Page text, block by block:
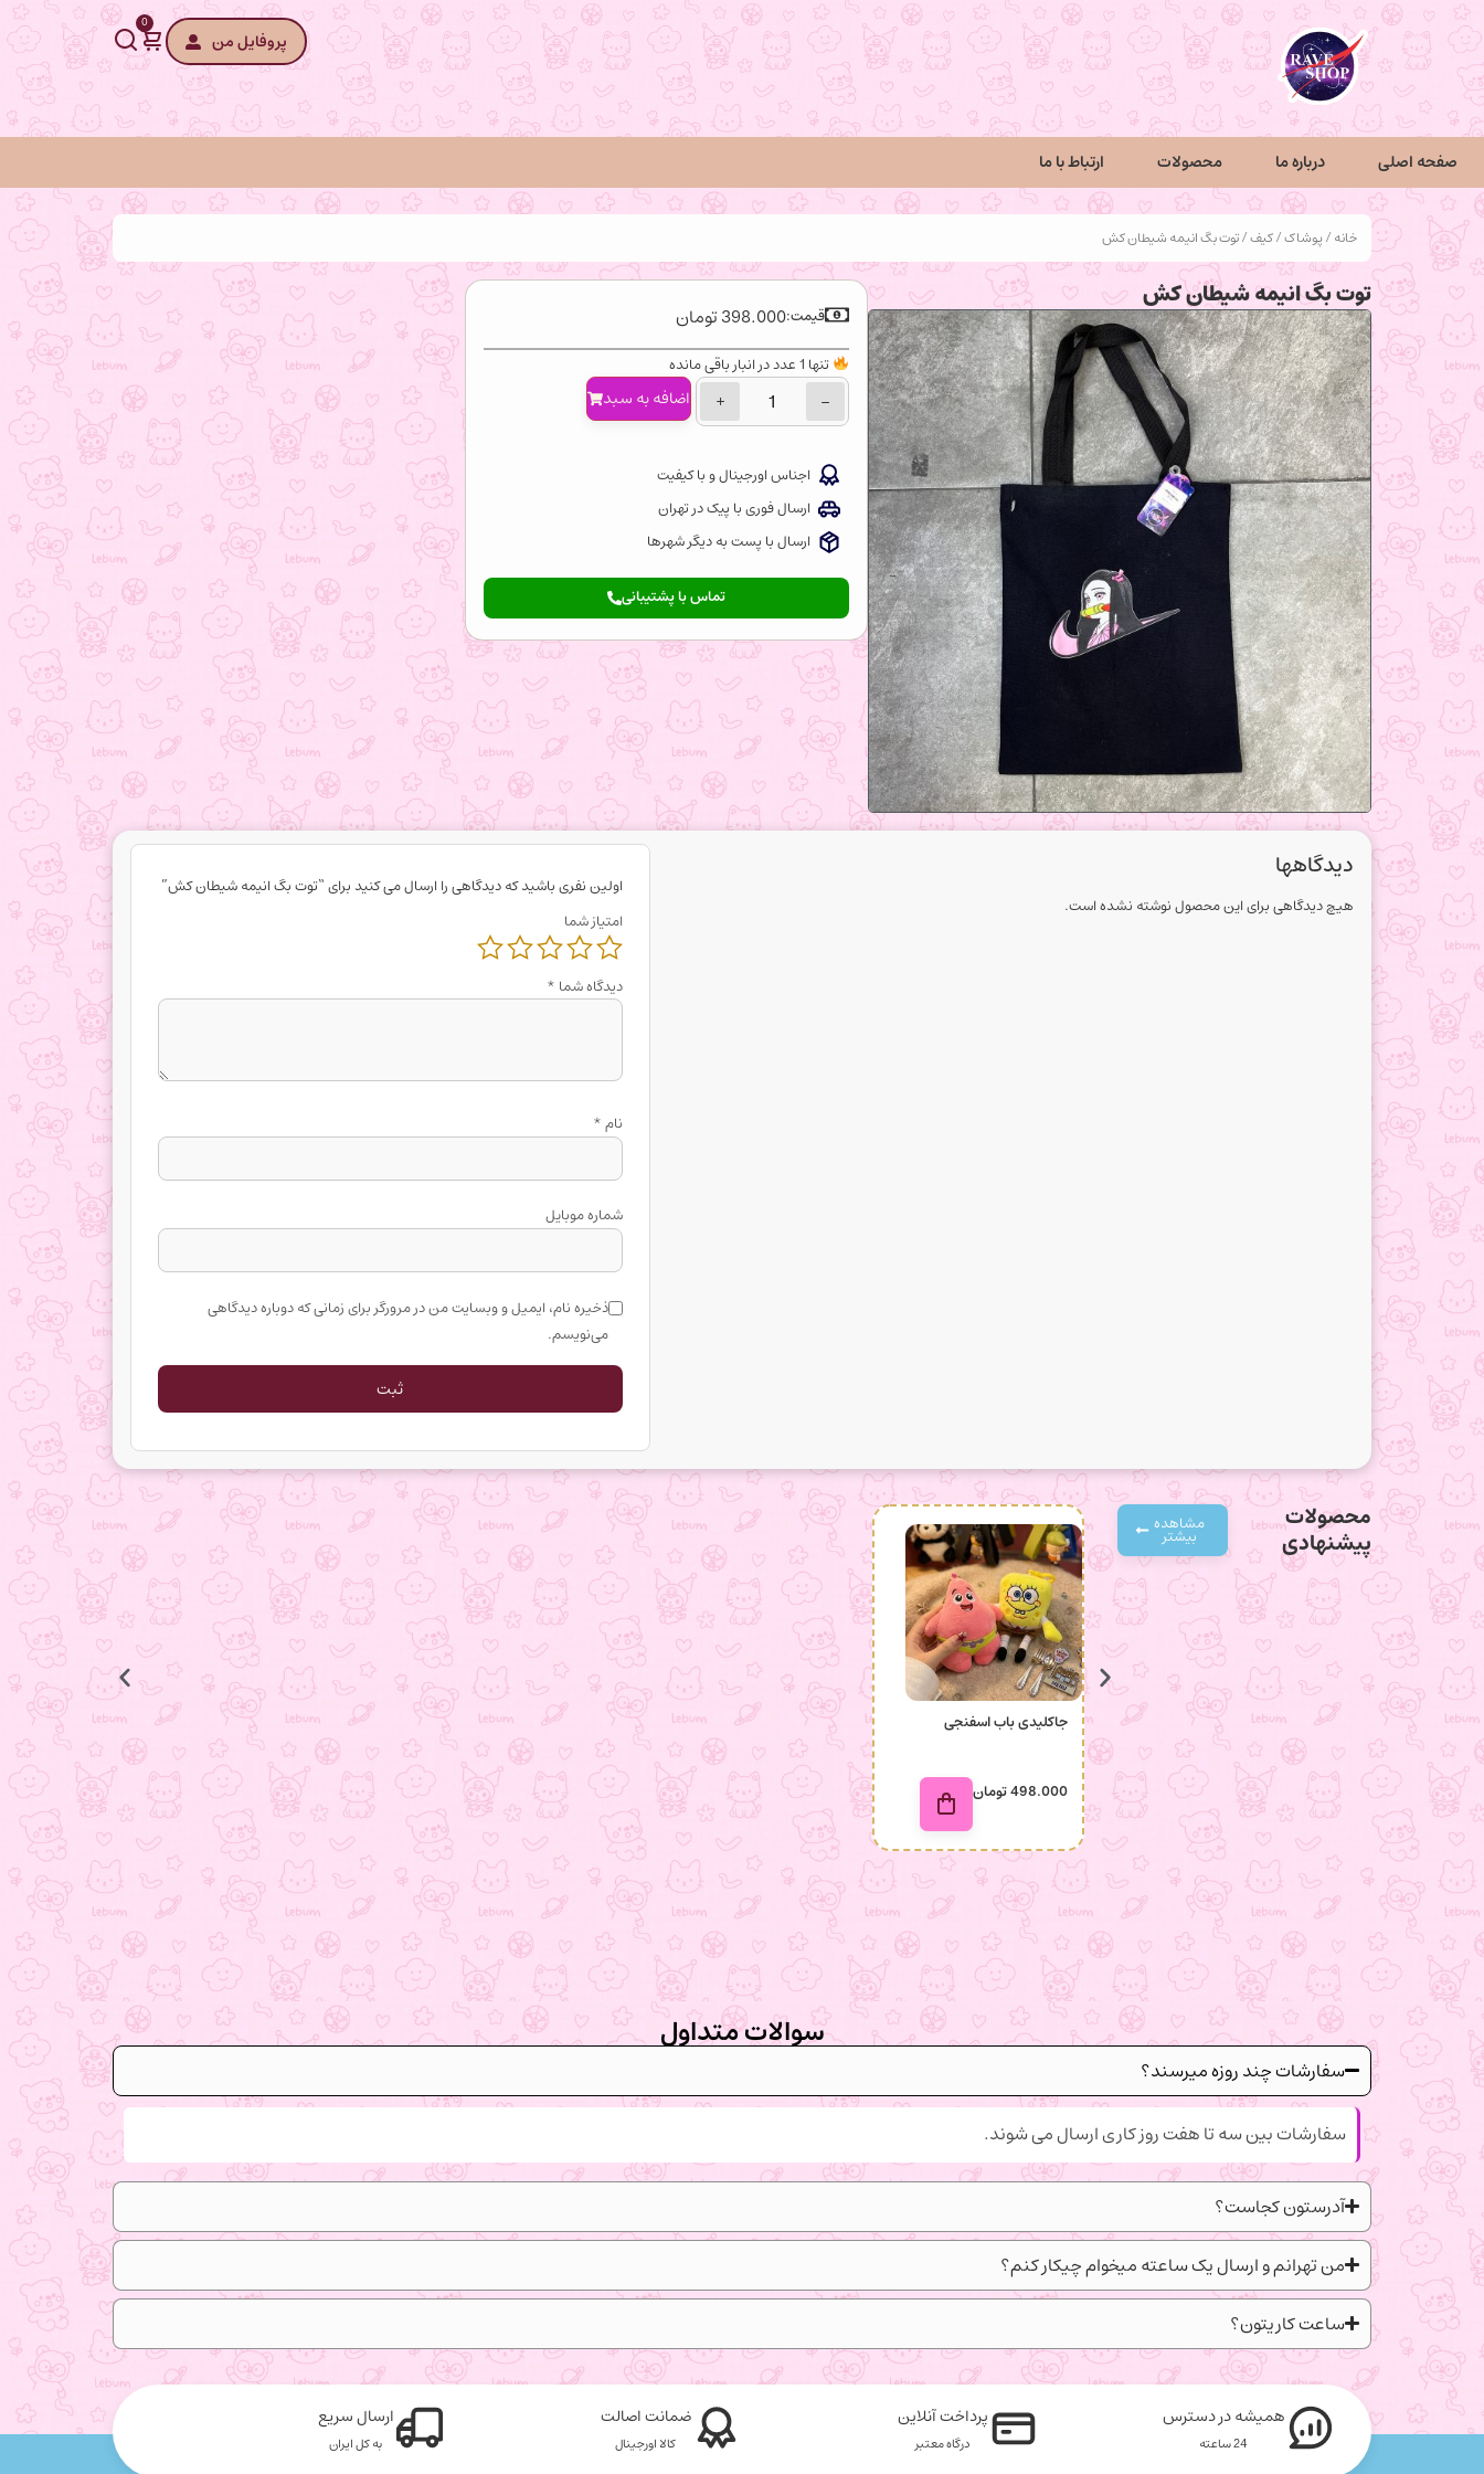
0
پروفایل من
صفحه اصلی درباره ما محصولات ارتباط با ما
خانه/پوشاک/کیف/ توت بگ انیمه شیطان کش
توت بگ انیمه شیطان کش
قیمت:398.000تومان
تنها 1 عدد در انبار باقی مانده
−
+ اضافه‌ به سبد
اجناس اورجینال و با کیفیت
ارسال فوری با پیک در تهران
ارسال با پست به دیگر شهرها
تماس با پشتیبانی
دیدگاهها
هیچ دیدگاهی برای این محصول نوشته نشده است.
اولین نفری باشید که دیدگاهی را ارسال می کنید برای “توت بگ انیمه شیطان کش”
امتیاز شما
دیدگاه شما *
نام*
شماره موبایل
ذخیره نام، ایمیل و وبسایت من در مرورگر برای زمانی که دوباره دیدگاهی
می‌نویسم.
محصولات
پیشنهادی
مشاهده
بیشتر
جاکلیدی باب اسفنجی
498.000تومان
انگشتر ستاره
398.000 تومان
سوالات متداول
سفارشات چند روزه میرسند؟
سفارشات بین سه تا هفت روز کاری ارسال می شوند.
آدرستون کجاست؟
من تهرانم و ارسال یک ساعته میخوام چیکار کنم؟
ساعت کاریتون؟
همیشه در دسترس
24 ساعته
پرداخت آنلاین
درگاه معتبر
ضمانت اصالت
کالا اورجینال
ارسال سریع
به کل ایران